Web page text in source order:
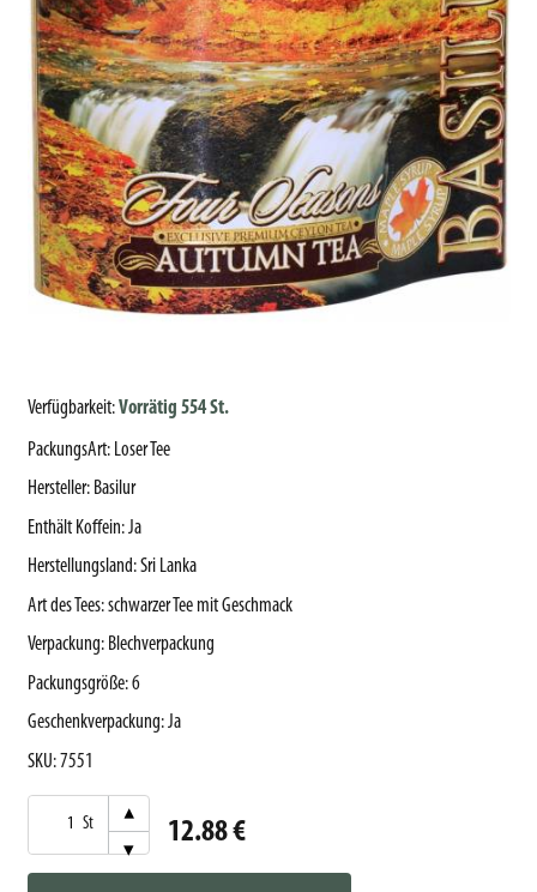
12.88 €
St
▾
▾
Verfügbarkeit:Vorrätig 554 St.
PackungsArt: Loser Tee
Hersteller: Basilur
Enthält Koffein:Ja
Herstellungsland:Sri Lanka
Art des Tees:schwarzer Tee mit Geschmack
Verpackung: Blechverpackung
Packungsgröße:6
Geschenkverpackung:Ja
SKU: 7551